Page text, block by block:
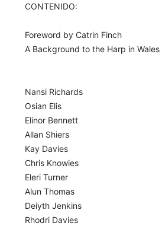
CONTENIDO:
Foreword by Catrin Finch
A Background to the Harp in Wales
Nansi Richards
Osian Elis
Elinor Bennett
Allan Shiers
Kay Davies
Chris Knowies
Eleri Turner
Alun Thomas
Deiyth Jenkins
Rhodri Davies